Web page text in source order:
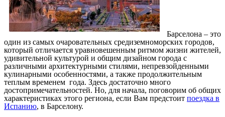
Барселона – это
один из самых очаровательных средиземноморских городов,
который отличается уравновешенным ритмом жизни жителей,
удивительной культурой и общим дизайном города с
различными архитектурными стилями, непревзойденными
кулинарными особенностями, а также продолжительным
теплым временем года. Здесь достаточно много
достопримечательностей. Но, для начала, поговорим об общих
характеристиках этого региона, если Вам предстоит поездка в
Испанию, в Барселону.